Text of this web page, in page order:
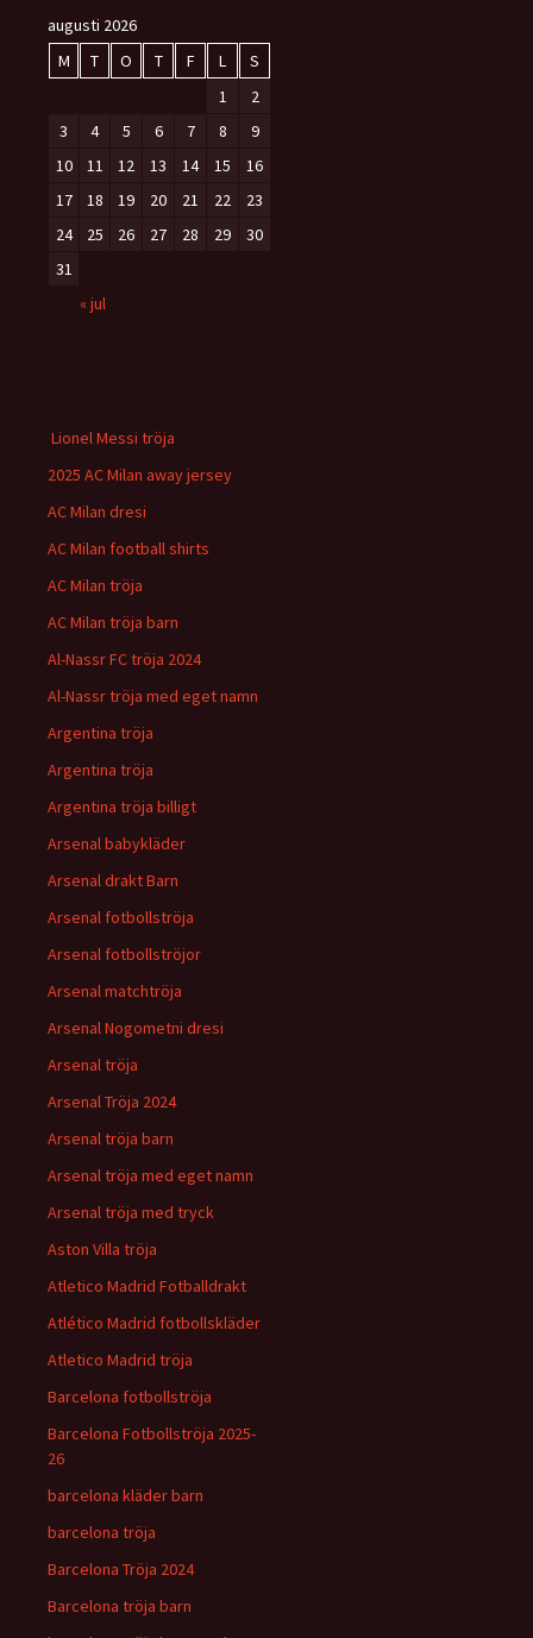
augusti 2026
M
T O T F L
S
1
2
3
4 5 6 7 8
9
10
11 12 13 14 15
16
17
18 19 20 21 22
23
24
25 26 27 28 29
30
31
« jul
Lionel Messi tröja
2025 AC Milan away jersey
AC Milan dresi
AC Milan football shirts
AC Milan tröja
AC Milan tröja barn
Al-Nassr FC tröja 2024
Al-Nassr tröja med eget namn
Argentina tröja
Argentina tröja
Argentina tröja billigt
Arsenal babykläder
Arsenal drakt Barn
Arsenal fotbollströja
Arsenal fotbollströjor
Arsenal matchtröja
Arsenal Nogometni dresi
Arsenal tröja
Arsenal Tröja 2024
Arsenal tröja barn
Arsenal tröja med eget namn
Arsenal tröja med tryck
Aston Villa tröja
Atletico Madrid Fotballdrakt
Atlético Madrid fotbollskläder
Atletico Madrid tröja
Barcelona fotbollströja
Barcelona Fotbollströja 2025-
26
barcelona kläder barn
barcelona tröja
Barcelona Tröja 2024
Barcelona tröja barn